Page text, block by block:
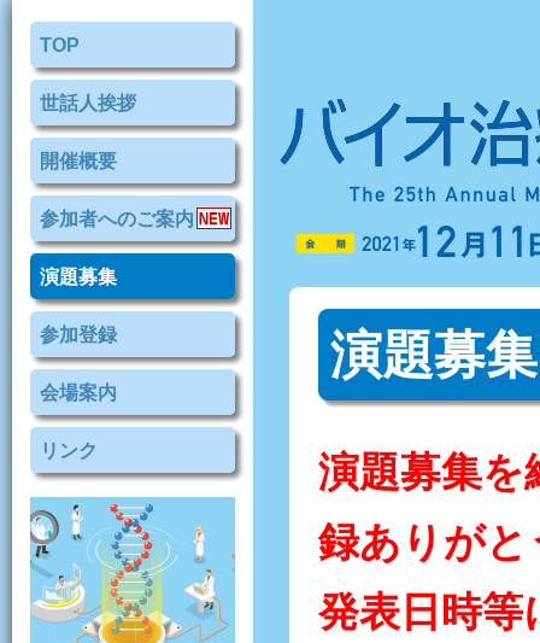
TOP
世話人挨拶
開催概要
参加者へのご案内
演題募集
参加登録
会場案内
リンク
演題募集
演題募集を
録ありが
発表日時等